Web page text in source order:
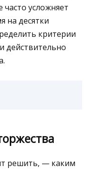
усложняет
на десятки
критерии
действительно
решить, — каким